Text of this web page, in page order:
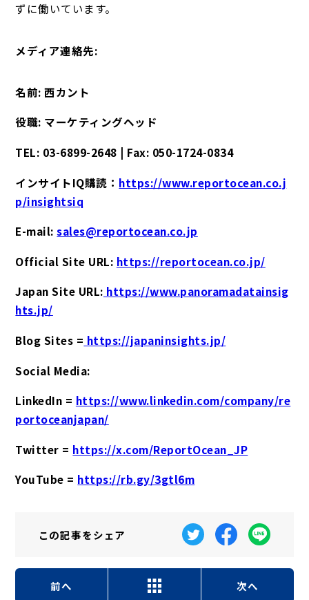
ずに働いています。
メディア連絡先:
名前: 西カント
役職: マーケティングヘッド
TEL: 03-6899-2648 | Fax: 050-1724-0834
インサイトIQ購読： https://www.reportocean.co.j
p/insightsiq
E-mail:sales@reportocean.co.jp
Official Site URL: https://reportocean.co.jp/
Japan Site URL: https://www.panoramadatainsig
hts.jp/
Blog Sites = https://japaninsights.jp/
Social Media:
LinkedIn = https://www.linkedin.com/company/re
portoceanjapan/
Twitter = https://x.com/ReportOcean_JP
YouTube = https://rb.gy/3gtl6m
この記事をシェア
前へ 次へ